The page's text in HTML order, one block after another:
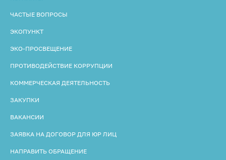
ЧАСТЫЕ ВОПРОСЫ
ЭКОПУНКТ
ЭКО-ПРОСВЕЩЕНИЕ
ПРОТИВОДЕЙСТВИЕ КОРРУПЦИИ
КОММЕРЧЕСКАЯ ДЕЯТЕЛЬНОСТЬ
ЗАКУПКИ
ВАКАНСИИ
ЗАЯВКА НА ДОГОВОР ДЛЯ ЮР ЛИЦ
НАПРАВИТЬ ОБРАЩЕНИЕ